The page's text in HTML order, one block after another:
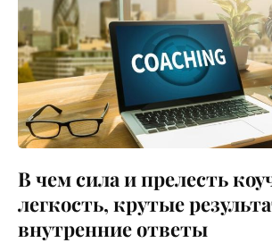
В чем сила и прелесть
легкость, крутые
внутренние ответы